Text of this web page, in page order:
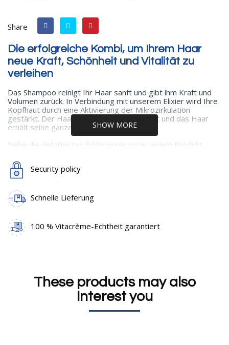
Share
Die erfolgreiche Kombi, um Ihrem Haar
neue Kraft, Schönheit und Vitalität zu
verleihen
Das Shampoo reinigt Ihr Haar sanft und gibt ihm Kraft und
Volumen zurück. In Verbindung mit unserem Elixier wird Ihre
Kopfhaut durch eine Aktivierung der Mikrozirkulation
gestärkt. Der Haarausfall wird verlangsamt und das Haar
erhält seine ganze Gesundheit zurück.
Siehe die detaillierten Erklärungen unter jedem Produkt.
SHOW MORE
Security policy
Schnelle Lieferung
100 % Vitacrème-Echtheit garantiert
These products may also
interest you